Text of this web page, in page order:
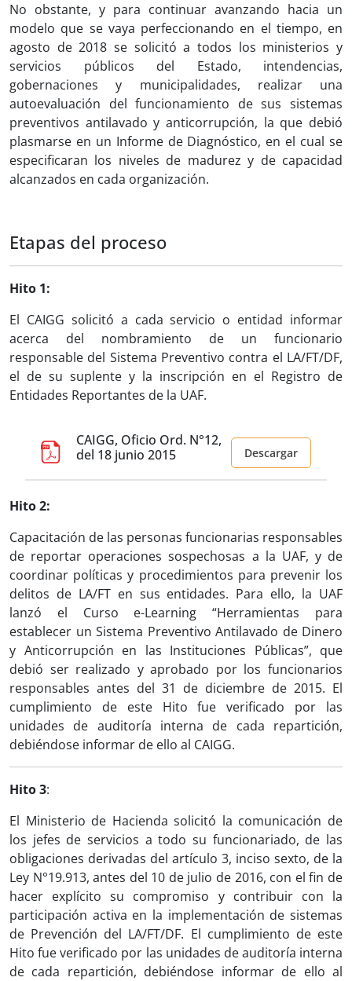
No obstante, y para continuar avanzando hacia un
modelo que se vaya perfeccionando en el tiempo, en
agosto de 2018 se solicitó a todos los ministerios y
servicios públicos del Estado, intendencias,
gobernaciones y municipalidades, realizar una
autoevaluación del funcionamiento de sus sistemas
preventivos antilavado y anticorrupción, la que debió
plasmarse en un Informe de Diagnóstico, en el cual se
especificaran los niveles de madurez y de capacidad
alcanzados en cada organización.
Etapas del proceso
Hito 1:
El CAIGG solicitó a cada servicio o entidad informar
acerca del nombramiento de un funcionario
responsable del Sistema Preventivo contra el LA/FT/DF,
el de su suplente y la inscripción en el Registro de
Entidades Reportantes de la UAF.
CAIGG, Oficio Ord. N°12,
del 18 junio 2015
Descargar
Hito 2:
Capacitación de las personas funcionarias responsables
de reportar operaciones sospechosas a la UAF, y de
coordinar políticas y procedimientos para prevenir los
delitos de LA/FT en sus entidades. Para ello, la UAF
lanzó el Curso e-Learning “Herramientas para
establecer un Sistema Preventivo Antilavado de Dinero
y Anticorrupción en las Instituciones Públicas”, que
debió ser realizado y aprobado por los funcionarios
responsables antes del 31 de diciembre de 2015. El
cumplimiento de este Hito fue verificado por las
unidades de auditoría interna de cada repartición,
debiéndose informar de ello al CAIGG.
Hito 3:
El Ministerio de Hacienda solicitó la comunicación de
los jefes de servicios a todo su funcionariado, de las
obligaciones derivadas del artículo 3, inciso sexto, de la
Ley N°19.913, antes del 10 de julio de 2016, con el fin de
hacer explícito su compromiso y contribuir con la
participación activa en la implementación de sistemas
de Prevención del LA/FT/DF. El cumplimiento de este
Hito fue verificado por las unidades de auditoría interna
de cada repartición, debiéndose informar de ello al